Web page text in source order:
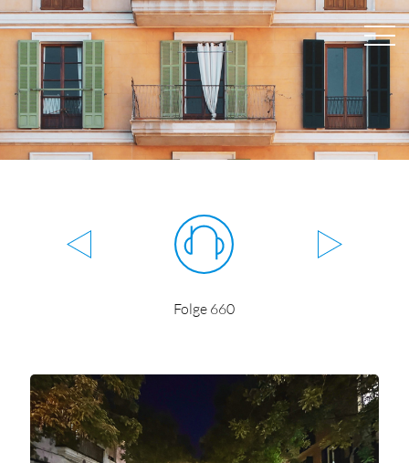
Folge 660